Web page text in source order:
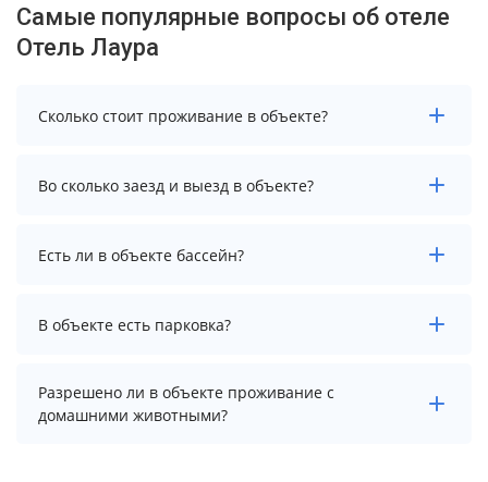
Самые популярные вопросы об отеле
Отель Лаура
Сколько стоит проживание в объекте?
Чтобы увидеть актуальные цены на проживание в
объекте, выберите нужные даты и количество гостей.
Во сколько заезд и выезд в объекте?
Заезд возможен после 14:00, а выезд необходимо
Есть ли в объекте бассейн?
В объекте нет бассейна.
В объекте есть парковка?
В объекте есть парковка, уточните информацию
перед бронированием у менеджера, возможно, услуга
оплачивается отдельно.
Разрешено ли в объекте проживание с
домашними животными?